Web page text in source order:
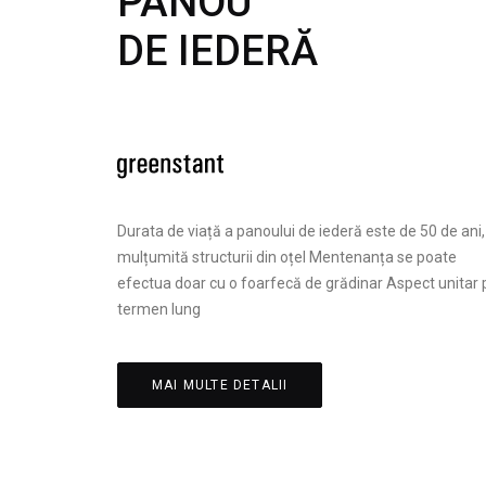
DE IEDERĂ
Durata de viață a panoului de iederă este de 50 de ani,
mulțumită structurii din oțel Mentenanța se poate
efectua doar cu o foarfecă de grădinar Aspect unitar
termen lung
MAI MULTE DETALII